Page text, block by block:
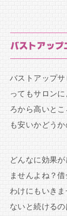
バストアップ
バストアップ
ってもサロン
ろから高いと
も安いかどう
どんなに効果
ませんよね？
わけにもいき
ないと続けるの